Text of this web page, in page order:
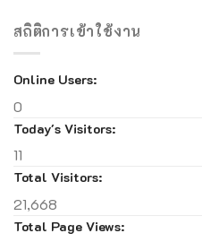
สถิติการเข้าใช้งาน
Online Users:
0
Today's Visitors:
11
Total Visitors:
21,668
Total Page Views: